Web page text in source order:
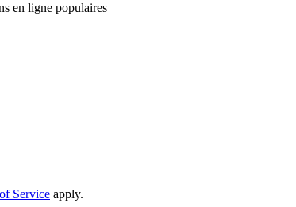
en ligne populaires
Service apply.